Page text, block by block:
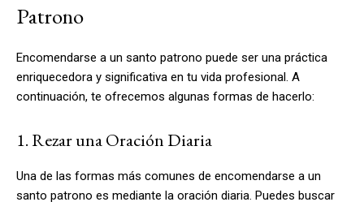
Patrono
Encomendarse a un santo patrono puede ser una práctica
enriquecedora y significativa en tu vida profesional. A
continuación, te ofrecemos algunas formas de hacerlo:
1. Rezar una Oración Diaria
Una de las formas más comunes de encomendarse a un
santo patrono es mediante la oración diaria. Puedes buscar